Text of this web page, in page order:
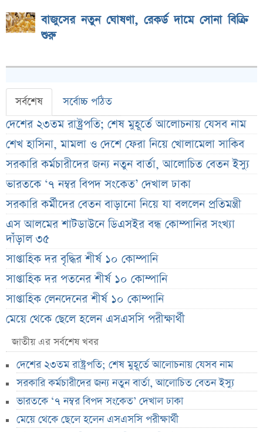
বাজুসের নতুন ঘোষণা, রেকর্ড দামে সোনা বিক্রি
শুরু
সর্বশেষ সর্বোচ্চ পঠিত
দেশের ২৩তম রাষ্ট্রপতি; শেষ মুহূর্তে আলোচনায় যেসব নাম
শেখ হাসিনা, মামলা ও দেশে ফেরা নিয়ে খোলামেলা সাকিব
সরকারি কর্মচারীদের জন্য নতুন বার্তা, আলোচিত বেতন ইস্যু
ভারতকে ‘৭ নম্বর বিপদ সংকেত’ দেখাল ঢাকা
সরকারি কর্মীদের বেতন বাড়ানো নিয়ে যা বললেন প্রতিমন্ত্রী
এস আলমের শাটডাউনে ডিএসইর বন্ধ কোম্পানির সংখ্যা
দাঁড়াল ৩৫
সাপ্তাহিক দর বৃদ্ধির শীর্ষ ১০ কোম্পানি
সাপ্তাহিক দর পতনের শীর্ষ ১০ কোম্পানি
সাপ্তাহিক লেনদেনের শীর্ষ ১০ কোম্পানি
মেয়ে থেকে ছেলে হলেন এসএসসি পরীক্ষার্থী
বিয়ের আগেই গর্ভবতী, মেয়েকে নদীতে ডুবিয়ে হত্যা বাবার
ভাইরাল মেসেজ নিয়ে ব্যাখ্যা দিলেন নাহিদ ইসলাম
তাপমাত্রা নিয়ে নতুন পূর্বাভাস দিল আবহাওয়া অফিস
সহপাঠীদের ব্যক্তিগত ছবি বিদেশে পাঠানোর অভিযোগে উত্তাল
ইবি
জাতীয় এর সর্বশেষ খবর
দেশের ২৩তম রাষ্ট্রপতি; শেষ মুহূর্তে আলোচনায় যেসব নাম
সরকারি কর্মচারীদের জন্য নতুন বার্তা, আলোচিত বেতন ইস্যু
ভারতকে ‘৭ নম্বর বিপদ সংকেত’ দেখাল ঢাকা
মেয়ে থেকে ছেলে হলেন এসএসসি পরীক্ষার্থী